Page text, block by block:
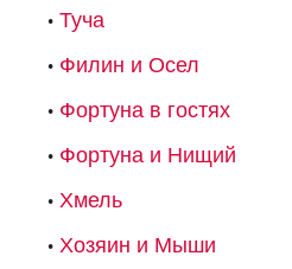
Туча
Филин и Осел
Фортуна в гостях
Фортуна и Нищий
Хмель
Хозяин и Мыши